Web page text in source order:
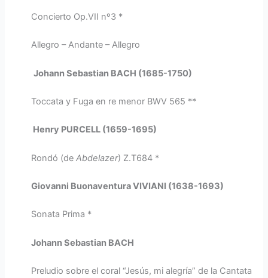
Concierto Op.VII nº3 *
Allegro – Andante – Allegro
Johann Sebastian BACH (1685-1750)
Toccata y Fuga en re menor BWV 565 **
Henry PURCELL (1659-1695)
Rondó (deAbdelazer) Z.T684 *
Giovanni Buonaventura VIVIANI (1638-1693)
Sonata Prima *
Johann Sebastian BACH
Preludio sobre el coral “Jesús, mi alegría” de la Cantata